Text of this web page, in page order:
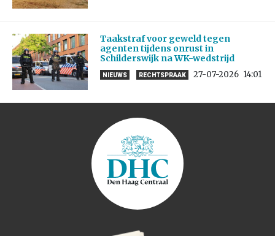
Taakstraf voor geweld tegen
agenten tijdens onrust in
Schilderswijk na WK-wedstrijd
NIEUWS RECHTSPRAAK 27-07-2026 14:01